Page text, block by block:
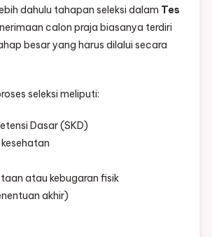
dahulu tahapan seleksi dalam Tes
calon praja biasanya terdiri
besar yang harus dilalui secara
seleksi meliputi:
Dasar (SKD)
atau kebugaran fisik
akhir)